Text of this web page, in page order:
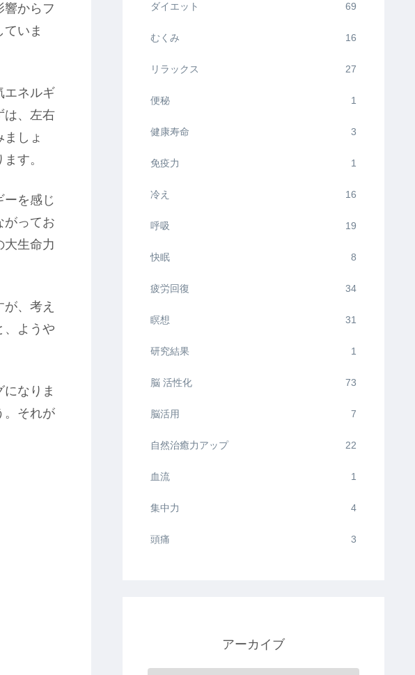
響からフ
いま
エネルギ
は、左右
しょ
す。
ーを感じ
がってお
大生命力
、考え
、ようや
なりま
。それが
ダイエット 69
むくみ 16
リラックス 27
便秘 1
健康寿命 3
免疫力 1
冷え 16
呼吸 19
快眠 8
疲労回復 34
瞑想 31
研究結果 1
脳 活性化 73
脳活用 7
自然治癒力アップ 22
血流 1
集中力 4
頭痛 3
アーカイブ